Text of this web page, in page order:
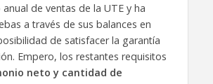
de ventas de la UTE y ha
a través de sus balances en
de satisfacer la garantía
Empero, los restantes requisitos
neto y cantidad de